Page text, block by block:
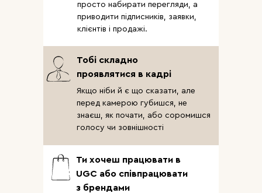
просто набирати перегляди, а
приводити підписників, заявки,
клієнтів і продажі.
Ти хочеш працювати в
UGC або співпрацювати
з брендами
Якщо ніби й є що сказати, але
перед камерою губишся, не
знаєш, як почати, або соромишся
голосу чи зовнішності
Тобі складно
проявлятися в кадрі